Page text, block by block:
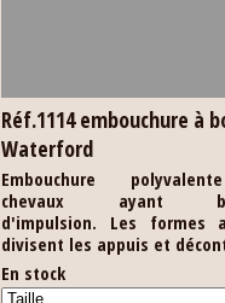
Réf.1114 embouchure à
Waterford
Embouchure
chevaux ayant
d'impulsion. Les formes
divisent les appuis et
En stock